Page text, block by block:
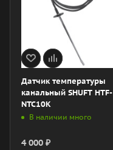
Датчик температуры
канальный SHUFT HTF-
NTC10K
В наличии много
4 000 ₽